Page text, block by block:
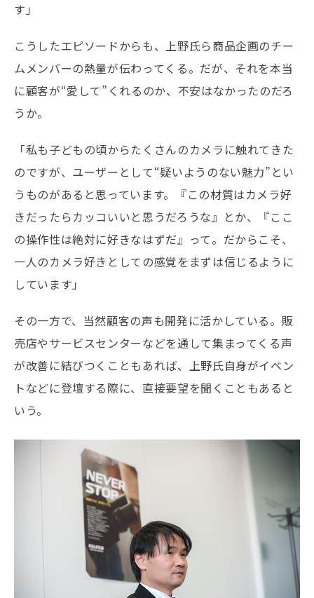
す」
こうしたエピソードからも、上野氏ら商品企画のチー
ムメンバーの熱量が伝わってくる。だが、それを本当
に顧客が“愛して”くれるのか、不安はなかったのだろ
うか。
「私も子どもの頃からたくさんのカメラに触れてきた
のですが、ユーザーとして“疑いようのない魅力”とい
うものがあると思っています。『この材質はカメラ好
きだったらカッコいいと思うだろうな』とか、『ここ
の操作性は絶対に好きなはずだ』って。だからこそ、
一人のカメラ好きとしての感覚をまずは信じるように
しています」
その一方で、当然顧客の声も開発に活かしている。販
売店やサービスセンターなどを通して集まってくる声
が改善に結びつくこともあれば、上野氏自身がイベン
トなどに登壇する際に、直接要望を聞くこともあると
いう。